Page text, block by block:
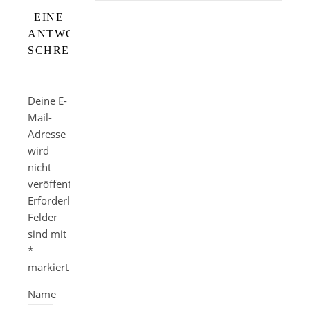
EINE
ANTWORT
SCHREIBEN
Deine E-
Mail-
Adresse
wird
nicht
veröffentlicht.
Erforderliche
Felder
sind mit
*
markiert
Name